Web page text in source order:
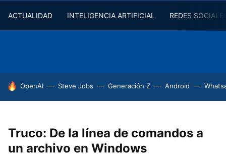
ACTUALIDAD INTELIGENCIA ARTIFICIAL REDES
HOY SE HABLA DE
OpenAI Steve Jobs Generación Z Android
Truco: De la línea de comandos a
un archivo en Windows